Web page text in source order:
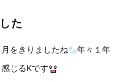
た
をきりましたね
年々１年
じるKです